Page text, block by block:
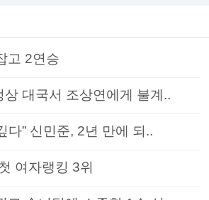
고 2연승
대국서 조상연에게 불계..
다” 신민준, 2년 만에 되..
여자랭킹 3위